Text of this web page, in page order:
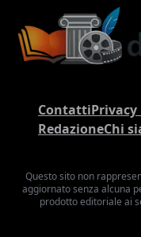
ContattiPrivacy
RedazioneChi
Questo sito non
aggiornato senza alcuna
prodotto editoriale ai